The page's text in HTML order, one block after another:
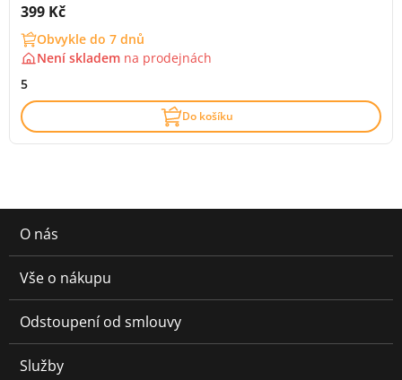
Cena s DPH:
399 Kč
Obvykle do 7 dnů
Není skladem na prodejnách
5
Do košíku
O nás
Vše o nákupu
Odstoupení od smlouvy
Služby